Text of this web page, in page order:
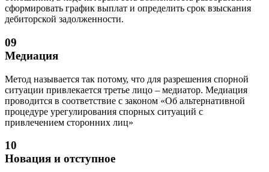
сформировать график выплат и определить срок взыскания
дебиторской задолженности.
09
Медиация
Метод называется так потому, что для разрешения спорной
ситуации привлекается третье лицо – медиатор. Медиация
проводится в соответствие с законом «Об альтернативной
процедуре урегулирования спорных ситуаций с
привлечением сторонних лиц»
10
Новация и отступное